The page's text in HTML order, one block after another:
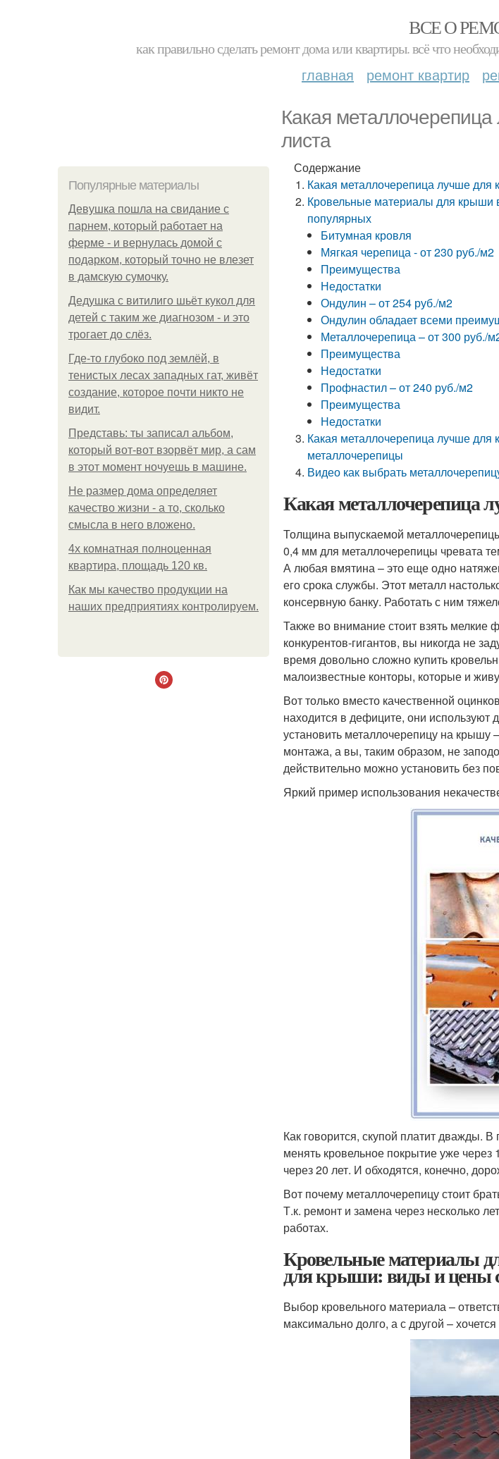
ВСЕ О
как правильно сделать ремонт дома или квартиры. всё что
главная ремонт квартир
Какая
листа
Популярные материалы
Девушка пошла на свидание с
парнем, который работает на
ферме - и вернулась домой с
подарком, который точно не влезет
в дамскую сумочку.
Дедушка с витилиго шьёт кукол для
детей с таким же диагнозом - и это
трогает до слёз.
Где-то глубоко под землёй, в
тенистых лесах западных гат, живёт
создание, которое почти никто не
видит.
Представь: ты записал альбом,
который вот-вот взорвёт мир, а сам
в этот момент ночуешь в машине.
Не размер дома определяет
качество жизни - а то, сколько
смысла в него вложено.
4x комнатная полноценная
квартира, площадь 120 кв.
Как мы качество продукции на
наших предприятиях контролируем.
Содержание
Какая металлочерепица лучше
Кровельные материалы для
популярных
Битумная кровля
Мягкая черепица - от 230 руб./м2
Преимущества
Недостатки
Ондулин – от 254 руб./м2
Ондулин обладает всеми
Металлочерепица – от 300 руб./
Преимущества
Недостатки
Профнастил – от 240 руб./м2
Преимущества
Недостатки
Какая металлочерепица лучше
металлочерепицы
Видео как выбрать
Какая
Толщина выпускаемой
0,4 мм для металлочерепицы чревата
А любая вмятина – это еще одно
его срока службы. Этот металл
консервную банку. Работать с ним
Также во внимание стоит взять
конкурентов-гигантов, вы никогда не
время довольно сложно купить
малоизвестные конторы, которые и
Вот только вместо качественной
находится в дефиците, они используют
установить металлочерепицу на крышу
монтажа, а вы, таким образом, не
действительно можно установить без
Яркий пример использования
Как говорится, скупой платит дважды.
менять кровельное покрытие уже
через 20 лет. И обходятся, конечно,
Вот почему металлочерепицу стоит
Т.к. ремонт и замена через несколько
работах.
Кровельные материалы
для крыши: виды и цены
Выбор кровельного материала –
максимально долго, а с другой –